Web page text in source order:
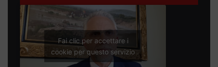
Fai clic per accettare i
cookie per questo servizio